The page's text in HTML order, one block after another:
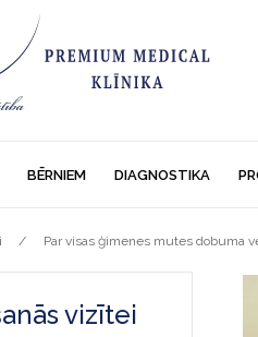
BĒRNIEM DIAGNOSTIKA
Par visas ģimenes mutes dobuma
vizītei